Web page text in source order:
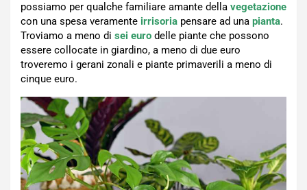
possiamo per qualche familiare amante della vegetazione
con una spesa veramente irrisoria pensare ad una pianta.
Troviamo a meno di sei euro delle piante che possono
essere collocate in giardino, a meno di due euro
troveremo i gerani zonali e piante primaverili a meno di
cinque euro.